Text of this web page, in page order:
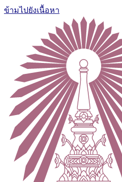
ข้ามไปยังเนื้อหา